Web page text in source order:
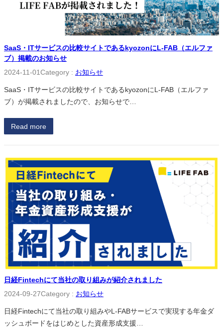
SaaS・ITサービスの比較サイトであるkyozonにL-FAB（エルファ
ブ）掲載のお知らせ
2024-11-01Category : お知らせ
SaaS・ITサービスの比較サイトであるkyozonにL-FAB（エルファ
ブ）が掲載されましたので、お知らせで…
Read more
日経Fintechにて当社の取り組みが紹介されました
2024-09-27Category : お知らせ
日経Fintechにて当社の取り組みやL-FABサービスで実現する年金ダ
ッシュボードをはじめとした資産形成支援…